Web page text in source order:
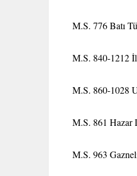
M.S. 776 Batı
M.S. 840-1212
M.S. 860-1028
M.S. 861 Hazar
M.S. 963